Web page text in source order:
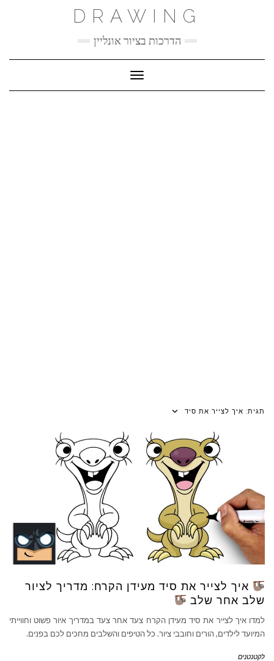
DRAWING
הדרכות בציור אונליין
Toggle Navigation
תגית: איך לצייר את סיד
איך לצייר את סיד מעידן הקרח: מדריך לציור
שלב אחר שלב
למדו איך לצייר את סיד מעידן הקרח צעד אחר צעד במדריך איור פשוט וחווייתי
המיועד לילדים, הורים וחובבי ציור. כל הטיפים והשלבים מחכים לכם בפנים.
לקטנטנים